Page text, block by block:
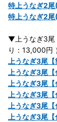
特上うなぎ2尾
特上うなぎ2尾
▼上うなぎ3
り：13,000円
上うなぎ3尾【
上うなぎ3尾【
上うなぎ3尾
上うなぎ3尾
上うなぎ3尾
上うなぎ3尾